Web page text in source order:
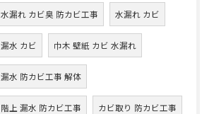
水漏れ カビ臭 防カビ工事 水漏れ カビ
漏水 カビ 巾木 壁紙 カビ 水漏れ
漏水 防カビ工事 解体
階上 漏水 防カビ工事 カビ取り 防カビ工事